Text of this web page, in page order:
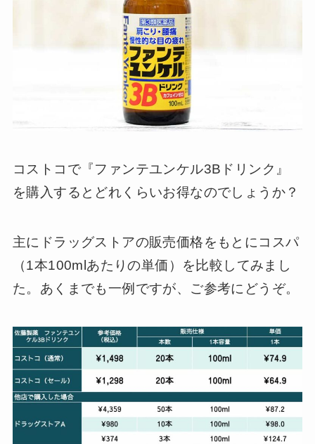
コストコで『ファンテユンケル3Bドリンク』
を購入するとどれくらいお得なのでしょうか？
主にドラッグストアの販売価格をもとにコスパ
（1本100mlあたりの単価）を比較してみまし
た。あくまでも一例ですが、ご参考にどうぞ。